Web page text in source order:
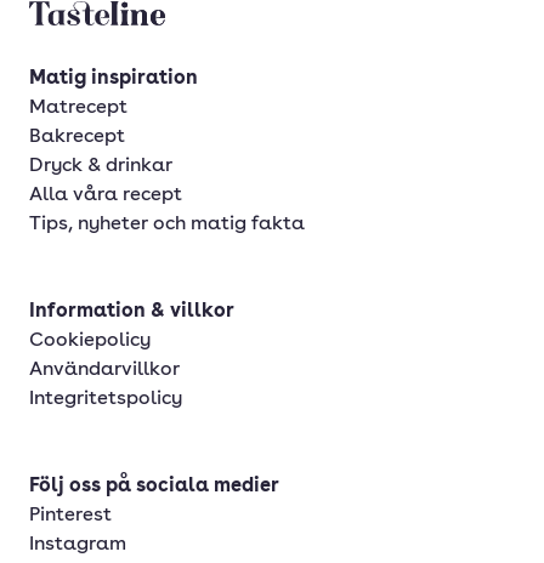
Tasteline startsida
Matig inspiration
Matrecept
Bakrecept
Dryck & drinkar
Alla våra recept
Tips, nyheter och matig fakta
Information & villkor
Cookiepolicy
Användarvillkor
Integritetspolicy
Följ oss på sociala medier
Pinterest
Instagram